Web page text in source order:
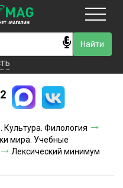
Культура. Филология
мира. Учебные
Лексический минимум